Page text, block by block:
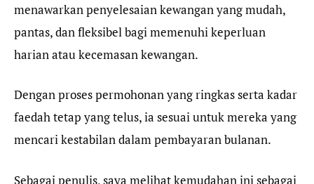
menawarkan penyelesaian kewangan yang mudah,
pantas, dan fleksibel bagi memenuhi keperluan
harian atau kecemasan kewangan.
Dengan proses permohonan yang ringkas serta kadar
faedah tetap yang telus, ia sesuai untuk mereka yang
mencari kestabilan dalam pembayaran bulanan.
Sebagai penulis, saya melihat kemudahan ini sebagai